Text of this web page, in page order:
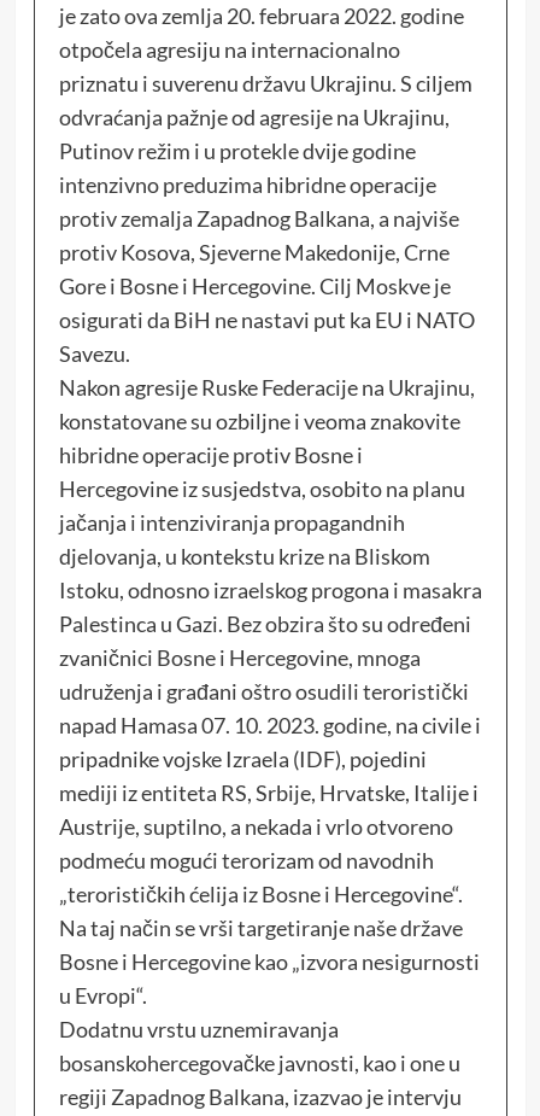
je zato ova zemlja 20. februara 2022. godine
otpočela agresiju na internacionalno
priznatu i suverenu državu Ukrajinu. S ciljem
odvraćanja pažnje od agresije na Ukrajinu,
Putinov režim i u protekle dvije godine
intenzivno preduzima hibridne operacije
protiv zemalja Zapadnog Balkana, a najviše
protiv Kosova, Sjeverne Makedonije, Crne
Gore i Bosne i Hercegovine. Cilj Moskve je
osigurati da BiH ne nastavi put ka EU i NATO
Savezu.
Nakon agresije Ruske Federacije na Ukrajinu,
konstatovane su ozbiljne i veoma znakovite
hibridne operacije protiv Bosne i
Hercegovine iz susjedstva, osobito na planu
jačanja i intenziviranja propagandnih
djelovanja, u kontekstu krize na Bliskom
Istoku, odnosno izraelskog progona i masakra
Palestinca u Gazi. Bez obzira što su određeni
zvaničnici Bosne i Hercegovine, mnoga
udruženja i građani oštro osudili teroristički
napad Hamasa 07. 10. 2023. godine, na civile i
pripadnike vojske Izraela (IDF), pojedini
mediji iz entiteta RS, Srbije, Hrvatske, Italije i
Austrije, suptilno, a nekada i vrlo otvoreno
podmeću mogući terorizam od navodnih
„terorističkih ćelija iz Bosne i Hercegovine“.
Na taj način se vrši targetiranje naše države
Bosne i Hercegovine kao „izvora nesigurnosti
u Evropi“.
Dodatnu vrstu uznemiravanja
bosanskohercegovačke javnosti, kao i one u
regiji Zapadnog Balkana, izazvao je intervju